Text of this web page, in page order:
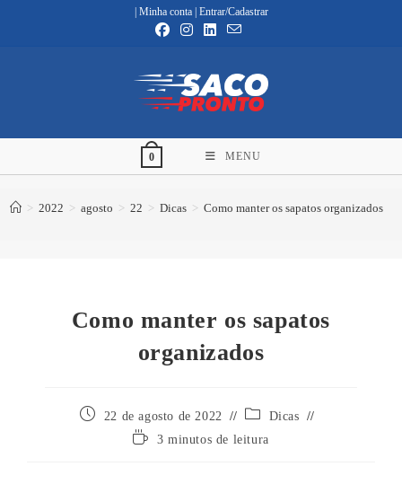
Minha conta| Entrar/Cadastrar
0 MENU
> 2022 > agosto > 22 > Dicas > Como manter os sapatos organizados
Como manter os sapatos
organizados
Post
publicado:
22 de agosto de 2022
Categoria
post:
Dicas
Tempo3 minutos de leitura